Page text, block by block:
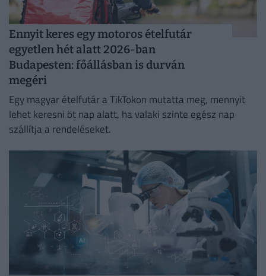
Ennyit keres egy motoros ételfutár
egyetlen hét alatt 2026-ban
Budapesten: főállásban is durván
megéri
Egy magyar ételfutár a TikTokon mutatta meg, mennyit
lehet keresni öt nap alatt, ha valaki szinte egész nap
szállítja a rendeléseket.